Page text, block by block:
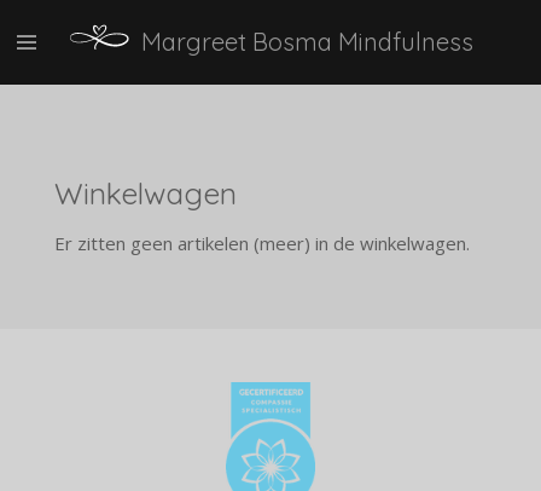
direct
Margreet Bosma Mindfulness
Winkelwagen
Er zitten geen artikelen (meer) in de winkelwagen.